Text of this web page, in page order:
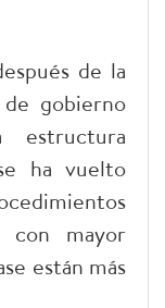
de la
gobierno
ha vuelto
con mayor
están más